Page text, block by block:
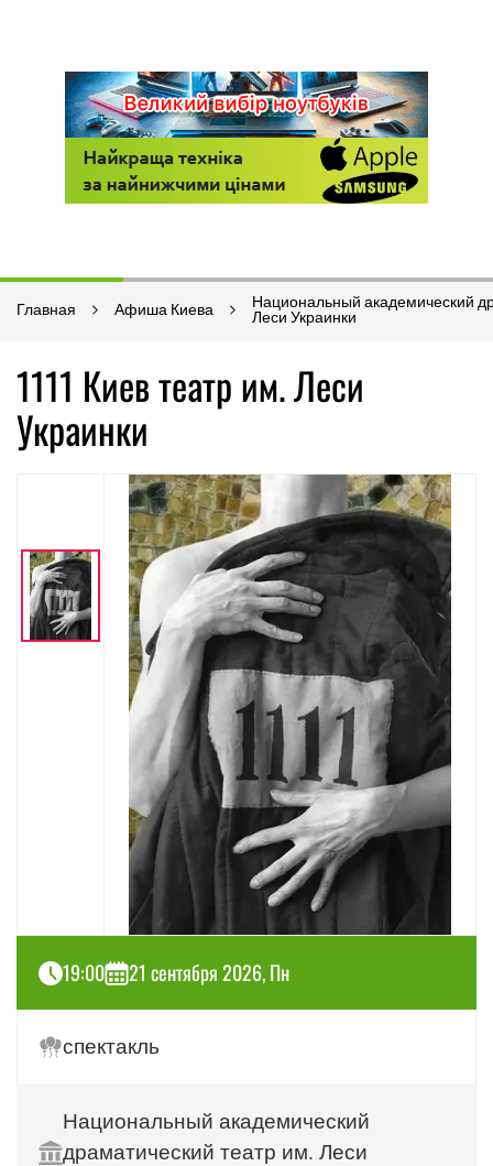
Главная Афиша Киева
Национальный академический
Леси Украинки
1111 Киев театр им. Леси
Украинки
19:00 21 сентября 2026, Пн
спектакль
Национальный академический
драматический театр им. Леси